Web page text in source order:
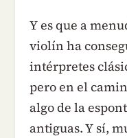
Y es que a
violín ha
intérpretes
pero en el
algo de la
antiguas. Y sí,